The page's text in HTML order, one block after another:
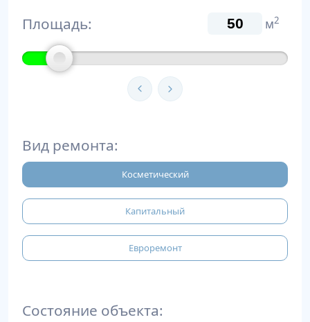
Площадь: м2
Вид ремонта:
Косметический
Капитальный
Евроремонт
Состояние объекта: